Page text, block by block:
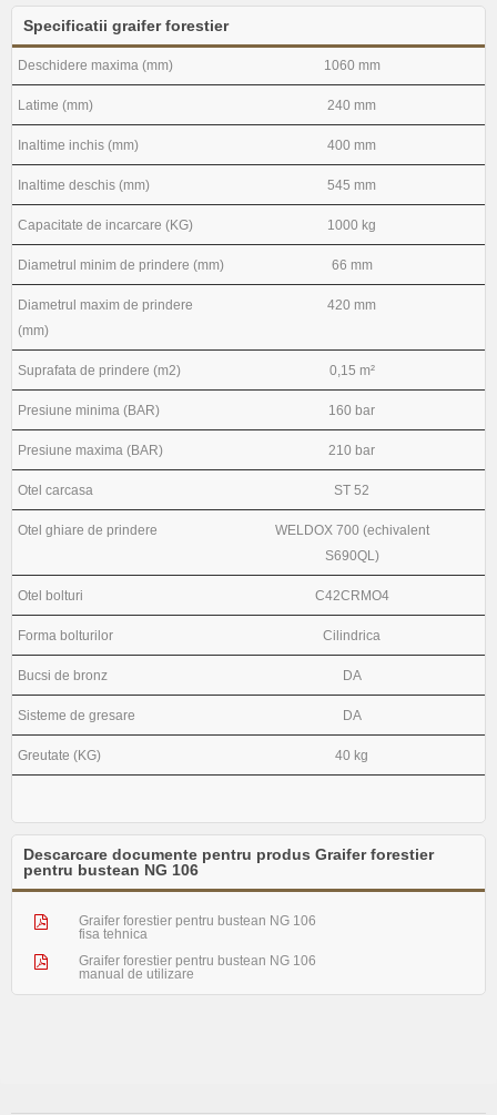
Specificatii graifer forestier
Deschidere maxima (mm) 1060 mm
Latime (mm) 240 mm
Inaltime inchis (mm) 400 mm
Inaltime deschis (mm) 545 mm
Capacitate de incarcare (KG) 1000 kg
Diametrul minim de prindere (mm) 66 mm
Diametrul maxim de prindere
(mm)
420 mm
Suprafata de prindere (m2) 0,15 m²
Presiune minima (BAR) 160 bar
Presiune maxima (BAR) 210 bar
Otel carcasa ST 52
Otel ghiare de prindere
WELDOX 700 (echivalent
S690QL)
Otel bolturi C42CRMO4
Forma bolturilor Cilindrica
Bucsi de bronz DA
Sisteme de gresare DA
Greutate (KG) 40 kg
Descarcare documente pentru produs Graifer forestier
pentru bustean NG 106
Graifer forestier pentru bustean NG 106
fisa tehnica
Graifer forestier pentru bustean NG 106
manual de utilizare